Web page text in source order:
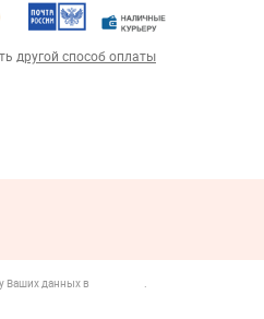
другой способ оплаты
Ваших данных в
.